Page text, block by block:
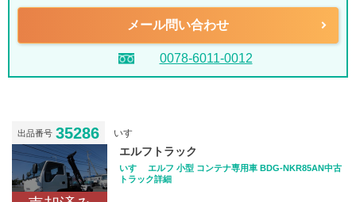
メール問い合わせ
0078-6011-0012
出品番号 35286 いすゞ
エルフトラック
いすゞ エルフ 小型 コンテナ専用車 BDG-NKR85AN中古
トラック詳細